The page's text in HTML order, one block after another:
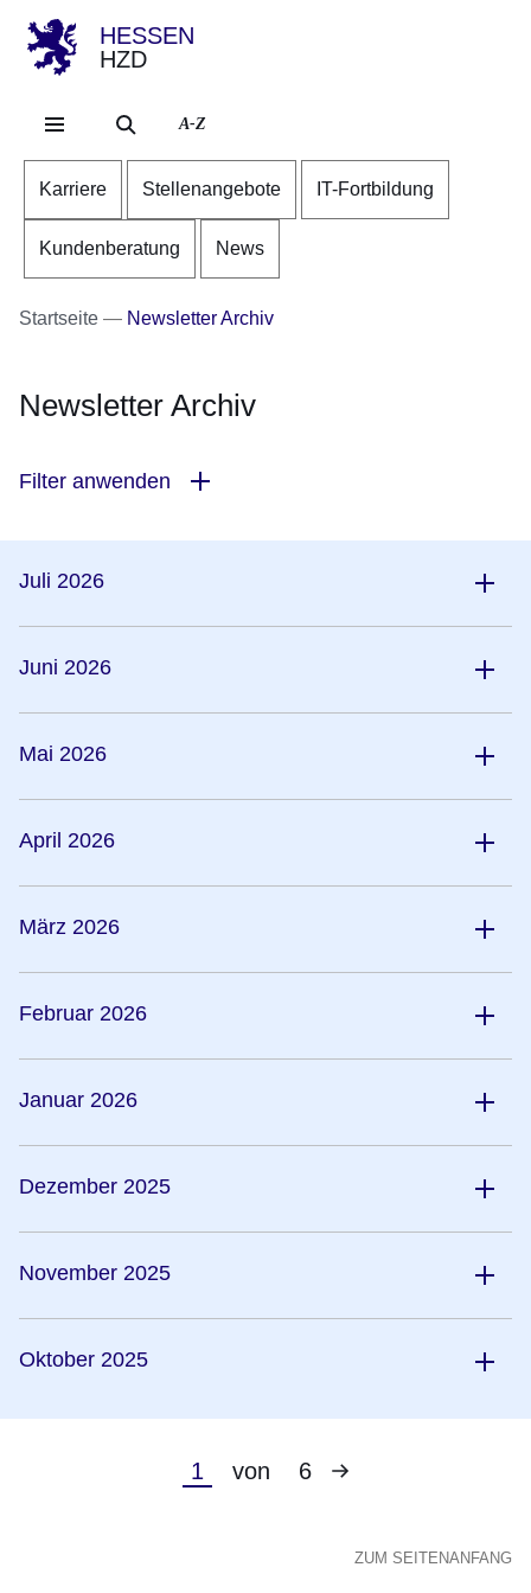
HESSEN
HZD
A-Z
Karriere Stellenangebote IT-Fortbildung
Kundenberatung News
Startseite Newsletter Archiv
Newsletter Archiv
Filter anwenden
Juli 2026
Juni 2026
Mai 2026
April 2026
März 2026
Februar 2026
Januar 2026
Dezember 2025
November 2025
Oktober 2025
Aktuelle
1 von 6
Nächste
ZUM SEITENANFANG